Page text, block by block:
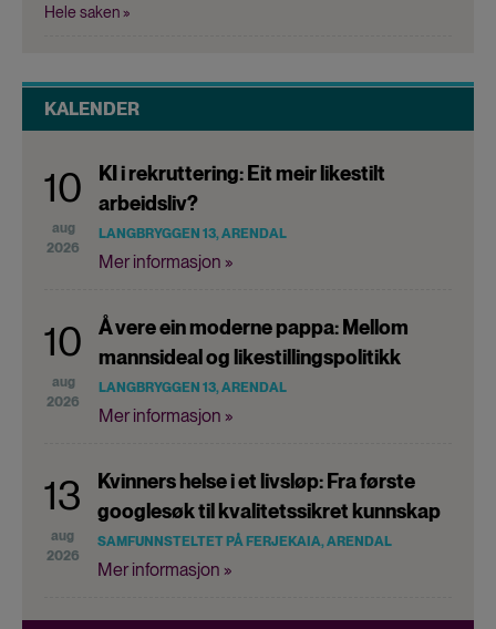
Hele saken »
KALENDER
10
aug
2026
KI i rekruttering: Eit meir likestilt
arbeidsliv?
LANGBRYGGEN 13, ARENDAL
Mer informasjon »
10
aug
2026
Å vere ein moderne pappa: Mellom
mannsideal og likestillingspolitikk
LANGBRYGGEN 13, ARENDAL
Mer informasjon »
13
aug
2026
Kvinners helse i et livsløp: Fra første
googlesøk til kvalitetssikret kunnskap
SAMFUNNSTELTET PÅ FERJEKAIA, ARENDAL
Mer informasjon »